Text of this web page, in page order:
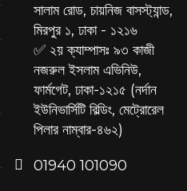
সালাম রোড, চায়নিজ বাসস্ট্যান্ড,
মিরপুর ১, ঢাকা - ১২১৬
✅ ২য় ক্যাম্পাসঃ ৯৩ কাজী
নজরুল ইসলাম এভিনিউ,
ফার্মগেট, ঢাকা-১২১৫ (নর্দান
ইউনিভার্সিটি বিল্ডিং, মেট্রোরেল
পিলার নাম্বার-৪৬২)
‪01940 101090